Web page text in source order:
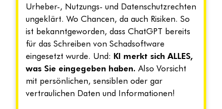
Urheber-, Nutzungs- und Datenschutzrechten
ungeklärt. Wo Chancen, da auch Risiken. So
ist bekanntgeworden, dass ChatGPT bereits
für das Schreiben von Schadsoftware
eingesetzt wurde. Und: KI merkt sich ALLES,
was Sie eingegeben haben. Also Vorsicht
mit persönlichen, sensiblen oder gar
vertraulichen Daten und Informationen!